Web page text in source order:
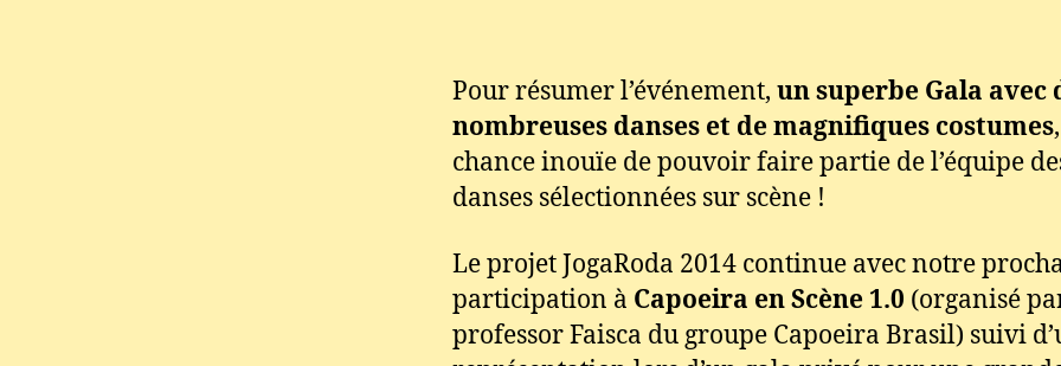
Pour résumer l’événement, un superbe Gala avec
nombreuses danses et de magnifiques costumes
chance inouïe de pouvoir faire partie de l’équipe
danses sélectionnées sur scène !
Le projet JogaRoda 2014 continue avec notre
participation à Capoeira en Scène 1.0 (organisé
professor Faisca du groupe Capoeira Brasil) suivi